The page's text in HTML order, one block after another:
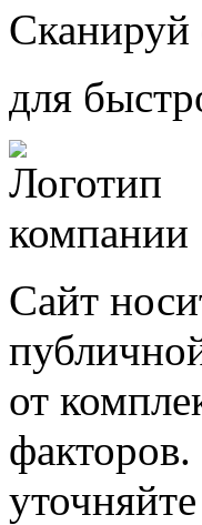
Сканируй
для
Сайт
от